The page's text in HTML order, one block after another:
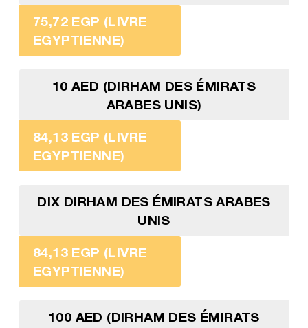
75,72 EGP (LIVRE
EGYPTIENNE)
10 AED (DIRHAM DES ÉMIRATS
ARABES UNIS)
84,13 EGP (LIVRE
EGYPTIENNE)
DIX DIRHAM DES ÉMIRATS ARABES
UNIS
84,13 EGP (LIVRE
EGYPTIENNE)
100 AED (DIRHAM DES ÉMIRATS